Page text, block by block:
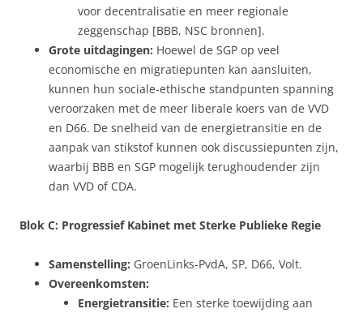
voor decentralisatie en meer regionale
zeggenschap [BBB, NSC bronnen].
Grote uitdagingen: Hoewel de SGP op veel
economische en migratiepunten kan aansluiten,
kunnen hun sociale-ethische standpunten spanning
veroorzaken met de meer liberale koers van de VVD
en D66. De snelheid van de energietransitie en de
aanpak van stikstof kunnen ook discussiepunten zijn,
waarbij BBB en SGP mogelijk terughoudender zijn
dan VVD of CDA.
Blok C: Progressief Kabinet met Sterke Publieke Regie
Samenstelling: GroenLinks-PvdA, SP, D66, Volt.
Overeenkomsten:
Energietransitie: Een sterke toewijding aan